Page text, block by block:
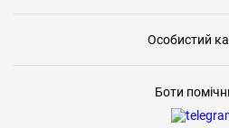
Особистий
Боти